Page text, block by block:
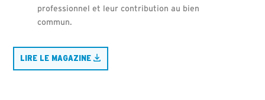
professionnel et leur contribution au bien
commun.
LIRE LE MAGAZINE